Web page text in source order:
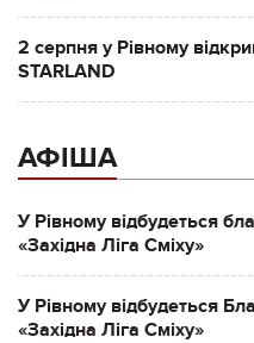
2 серпня у Рівному
STARLAND
АФІША
У Рівному відбудеться
«Західна Ліга Сміху»
У Рівному відбудеться
«Західна Ліга Сміху»